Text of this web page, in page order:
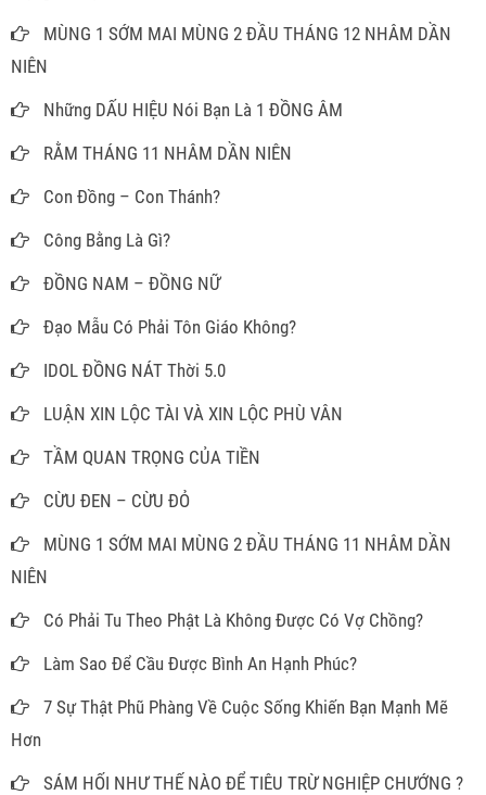
MÙNG 1 SỚM MAI MÙNG 2 ĐẦU THÁNG 12 NHÂM DẦN
NIÊN
Những DẤU HIỆU Nói Bạn Là 1 ĐỒNG ÂM
RẰM THÁNG 11 NHÂM DẦN NIÊN
Con Đồng – Con Thánh?
Công Bằng Là Gì?
ĐỒNG NAM – ĐỒNG NỮ
Đạo Mẫu Có Phải Tôn Giáo Không?
IDOL ĐỒNG NÁT Thời 5.0
LUẬN XIN LỘC TÀI VÀ XIN LỘC PHÙ VÂN
TẦM QUAN TRỌNG CỦA TIỀN
CỪU ĐEN – CỪU ĐỎ
MÙNG 1 SỚM MAI MÙNG 2 ĐẦU THÁNG 11 NHÂM DẦN
NIÊN
Có Phải Tu Theo Phật Là Không Được Có Vợ Chồng?
Làm Sao Để Cầu Được Bình An Hạnh Phúc?
7 Sự Thật Phũ Phàng Về Cuộc Sống Khiến Bạn Mạnh Mẽ
Hơn
SÁM HỐI NHƯ THẾ NÀO ĐỂ TIÊU TRỪ NGHIỆP CHƯỚNG ?